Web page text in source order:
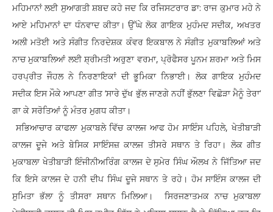
ਮਹਿਮਾਨਾਂ ਲਈ ਸੁਆਗਤੀ ਸ਼ਬਦ ਕਹੇ ਜਦ ਕਿ ਰਜਿਸਟਰਾਰ ਡਾ: ਰਾਜ ਕੁਮਾਰ ਮਹੇ ਨੇ
ਆਏ ਮਹਿਮਾਨਾਂ ਦਾ ਧੰਨਵਾਦ ਕੀਤਾ। ਉੱਘੇ ਲੋਕ ਗਾਇਕ ਮੁਹੰਮਦ ਸਦੀਕ, ਅਖਤਰ
ਅਲੀ ਮਤੋਈ ਅਤੇ ਸੰਗੀਤ ਨਿਰਦੇਸ਼ਕ ਕੰਵਰ ਇਕਬਾਲ ਨੇ ਸੰਗੀਤ ਮੁਕਾਬਲਿਆਂ ਅਤੇ
ਨਾਚ ਮੁਕਾਬਲਿਆਂ ਲਈ ਸ਼੍ਰੀਮਤੀ ਅਰੁਣਾ ਵਰਮਾ, ਪ੍ਰੋਫੈਸਰ ਪੂਨਮ ਸ਼ਰਮਾ ਅਤੇ ਮਿਸ
ਹਰਪ੍ਰੀਤ ਜੌਹਲ ਨੇ ਨਿਰਣਾਇਕਾਂ ਦੀ ਭੂਮਿਕਾ ਨਿਭਾਈ। ਲੋਕ ਗਾਇਕ ਮੁਹੰਮਦ
ਸਦੀਕ ਇਸ ਮੌਕੇ ਆਪਣਾ ਗੀਤ ‘ਸਾਰੇ ਦੁੱਖ ਭੁੱਲ ਜਾਣਗੇ ਨਹੀਂ ਭੁੱਲਣਾ ਵਿਛੋੜਾ ਮੈਨੂੰ ਤੇਰਾ’
ਗਾ ਕੇ ਸਰੋਤਿਆਂ ਨੂੰ ਮੰਤਰ ਮੁਗਧ ਕੀਤਾ।
ਸਭਿਆਚਾਰ ਕਾਫਲਾ ਮੁਕਾਬਲੇ ਵਿੱਚ ਕਾਲਜ ਆਫ ਹੋਮ ਸਾਇੰਸ ਪਹਿਲੇ, ਖੇਤੀਬਾੜੀ
ਕਾਲਜ ਦੂਜੇ ਅਤੇ ਬੇਸਿਕ ਸਾਇੰਸਜ਼ ਕਾਲਜ ਤੀਸਰੇ ਸਥਾਨ ਤੇ ਰਿਹਾ। ਲੋਕ ਗੀਤ
ਮੁਕਾਬਲਾ ਖੇਤੀਬਾੜੀ ਇੰਜੀਨੀਅਰਿੰਗ ਕਾਲਜ ਦੇ ਸੁਮੇਰ ਸਿੰਘ ਔਲਖ ਨੇ ਜਿੱਤਿਆ ਜਦ
ਕਿ ਇਸੇ ਕਾਲਜ ਦੇ ਹਨੀ ਦੀਪ ਸਿੰਘ ਦੂਜੇ ਸਥਾਨ ਤੇ ਰਹੇ। ਹੋਮ ਸਾਇੰਸ ਕਾਲਜ ਦੀ
ਸੁਮਿਤਾ ਭੱਲਾ ਨੂੰ ਤੀਸਰਾ ਸਥਾਨ ਮਿਲਿਆ। ਸਿਰਜਣਾਤਮਕ ਨਾਚ ਮੁਕਾਬਲਾ